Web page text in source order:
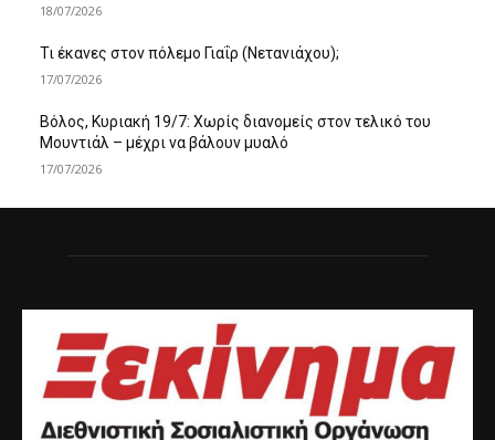
18/07/2026
Τι έκανες στον πόλεμο Γιαΐρ (Νετανιάχου);
17/07/2026
Βόλος, Κυριακή 19/7: Χωρίς διανομείς στον τελικό του
Μουντιάλ – μέχρι να βάλουν μυαλό
17/07/2026